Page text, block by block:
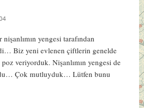
yengesi tarafından
Biz yeni evlenen çiftlerin genelde
veriyorduk. Nişanlımın yengesi de
Çok mutluyduk… Lütfen bunu